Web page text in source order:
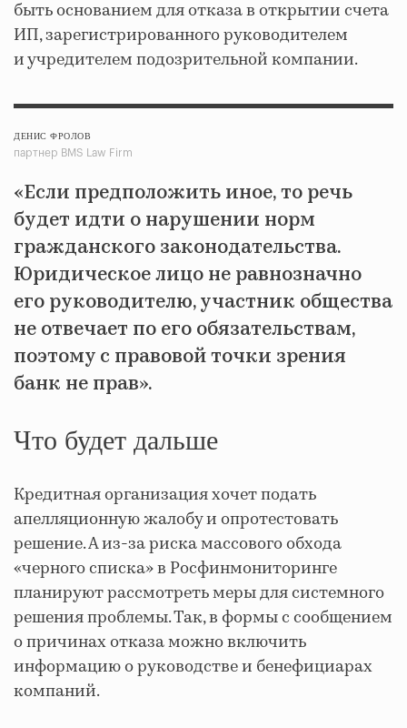
быть основанием для отказа в открытии счета
ИП, зарегистрированного руководителем
и учредителем подозрительной компании.
ДЕНИС ФРОЛОВ
партнер BMS Law Firm
«Если предположить иное, то речь
будет идти о нарушении норм
гражданского законодательства.
Юридическое лицо не равнозначно
его руководителю, участник общества
не отвечает по его обязательствам,
поэтому с правовой точки зрения
банк не прав».
Что будет дальше
Кредитная организация хочет подать
апелляционную жалобу и опротестовать
решение. А из-за риска массового обхода
«черного списка» в Росфинмониторинге
планируют рассмотреть меры для системного
решения проблемы. Так, в формы с сообщением
о причинах отказа можно включить
информацию о руководстве и бенефициарах
компаний.